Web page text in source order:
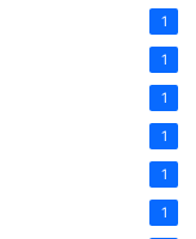
1
1
1
1
1
1